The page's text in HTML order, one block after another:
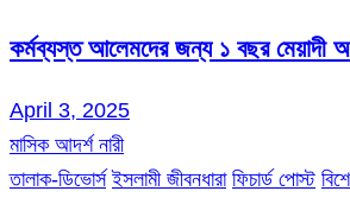
কর্মব্যস্ত আলেমদের জন্য ১ বছর মেয়াদী
April 3, 2025
মাসিক আদর্শ নারী
তালাক-ডিভোর্স ইসলামী জীবনধারা ফিচার্ড পোস্ট